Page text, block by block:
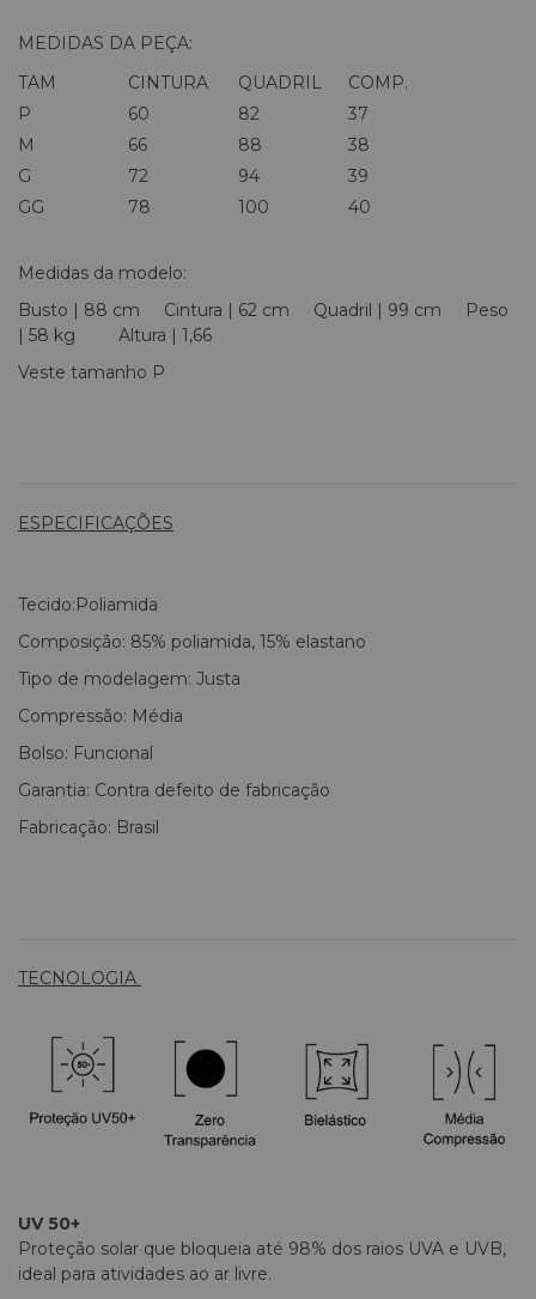
MEDIDAS DA PEÇA:
TAM
CINTURA QUADRIL
COMP.
P
60 82
37
M
66 88
38
G
72 94
39
GG
78 100 40
Medidas da modelo:
Busto | 88 cm Cintura | 62 cm Quadril | 99 cm Peso
| 58 kg Altura | 1,66
Veste tamanho P
ESPECIFICAÇÕES
Tecido:Poliamida
Composição: 85% poliamida, 15% elastano
Tipo de modelagem: Justa
Compressão: Média
Bolso: Funcional
Garantia: Contra defeito de fabricação
Fabricação: Brasil
TECNOLOGIA
UV 50+
Proteção solar que bloqueia até 98% dos raios UVA e UVB,
ideal para atividades ao ar livre.